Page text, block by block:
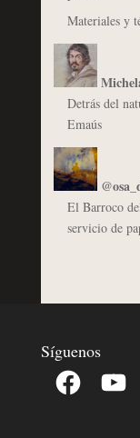
Materiales y
Detrás del
Emaús
El Barroco
servicio de
Síguenos
Facebook YouTube